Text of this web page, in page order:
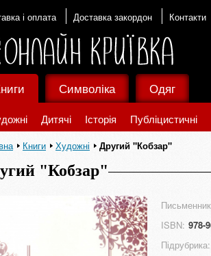
і оплата Доставка закордон Контакти
Дитячі Історія Публіцистичні
Символіка Одяг
Книги Художні Другий "Кобзар"
"Кобзар"
ISBN: 978-
Підрубрика: